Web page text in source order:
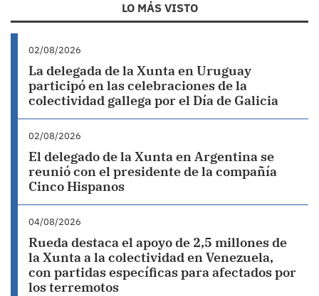
LO MÁS VISTO
02/08/2026
La delegada de la Xunta en Uruguay
participó en las celebraciones de la
colectividad gallega por el Día de Galicia
02/08/2026
El delegado de la Xunta en Argentina se
reunió con el presidente de la compañía
Cinco Hispanos
04/08/2026
Rueda destaca el apoyo de 2,5 millones de
la Xunta a la colectividad en Venezuela,
con partidas específicas para afectados por
los terremotos